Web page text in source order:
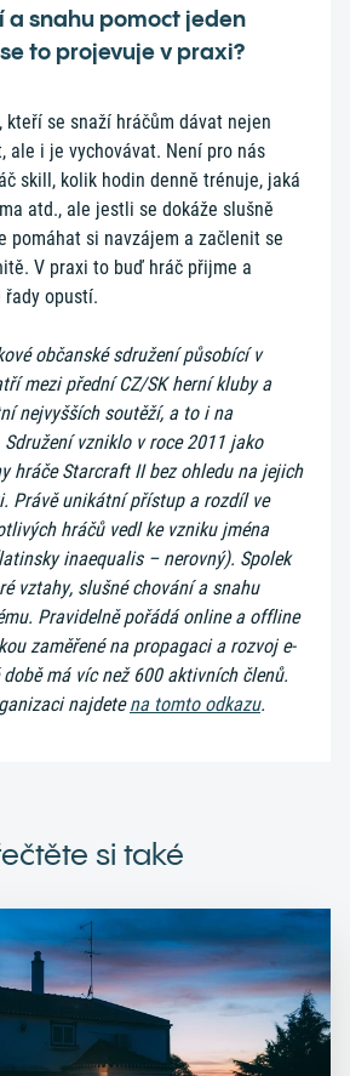
a snahu pomoct jeden
to projevuje v praxi?
kteří se snaží hráčům dávat nejen
ale i je vychovávat. Není pro nás
skill, kolik hodin denně trénuje, jaká
atd., ale jestli se dokáže slušně
pomáhat si navzájem a začlenit se
V praxi to buď hráč přijme a
řady opustí.
občanské sdružení působící v
mezi přední CZ/SK herní kluby a
nejvyšších soutěží, a to i na
vzniklo v roce 2011 jako
hráče Starcraft II bez ohledu na jejich
Právě unikátní přístup a rozdíl ve
hráčů vedl ke vzniku jména
inaequalis – nerovný). Spolek
vztahy, slušné chování a snahu
Pravidelně pořádá online a offline
zaměřené na propagaci a rozvoj e-
má víc než 600 aktivních členů.
najdetena tomto odkazu.
si také